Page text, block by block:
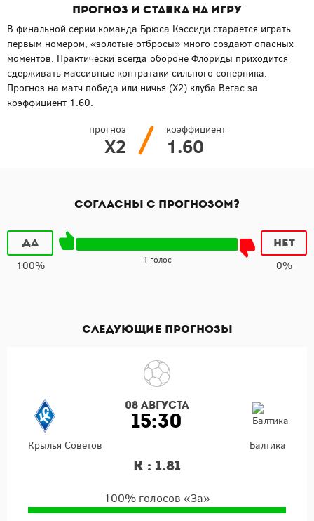
Прогноз и ставка на игру
В финальной серии команда Брюса Кэссиди старается играть
первым номером, «золотые отбросы» много создают опасных
моментов. Практически всегда обороне Флориды приходится
сдерживать массивные контратаки сильного соперника.
Прогноз на матч победа или ничья (Х2) клуба Вегас за
коэффициент 1.60.
прогноз
X2
коэффициент
1.60
Согласны с прогнозом?
Да
100%
1 голос
Нет
0%
Следующие прогнозы
08 августа
15:30
Крылья Советов Балтика
К : 1.81
100% голосов «За»